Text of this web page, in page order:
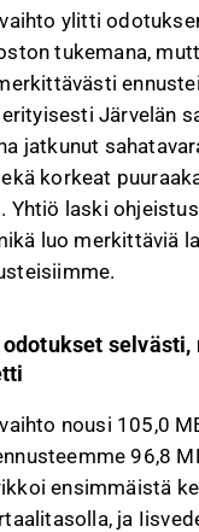
kysyntä oli
lisäsivät
ohjeistustaan,
koko vuoden
ja
tuottamaa.
Inderesinfoorumilla.
ylitti
tukemana,
Järvelän
jatkunut
korkeat
Yhtiö laski
luo merkittäviä
selvästi,
nousi 105,0
96,8
ensimmäistä
ja